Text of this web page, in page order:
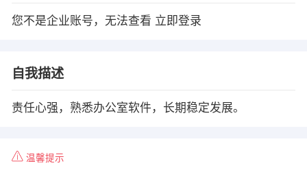
您不是企业账号，无法查看 立即登录
自我描述
责任心强，熟悉办公室软件，长期稳定发展。
温馨提示